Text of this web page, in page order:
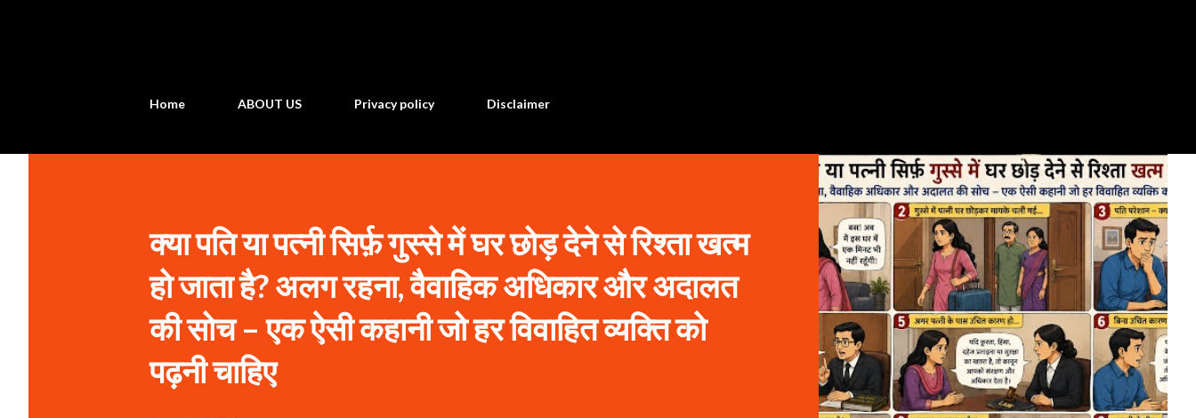
Home ABOUT US Privacy policy Disclaimer
क्या पति या पत्नी सिर्फ़ गुस्से में घर छोड़ देने से रिश्ता खत्म
हो जाता है? अलग रहना, वैवाहिक अधिकार और अदालत
की सोच – एक ऐसी कहानी जो हर विवाहित व्यक्ति को
पढ़नी चाहिए